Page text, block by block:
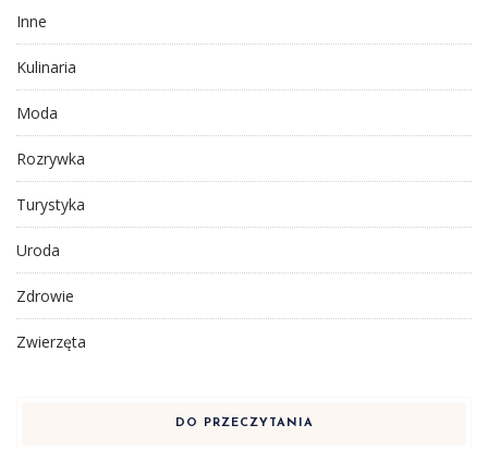
Inne
Kulinaria
Moda
Rozrywka
Turystyka
Uroda
Zdrowie
Zwierzęta
DO PRZECZYTANIA